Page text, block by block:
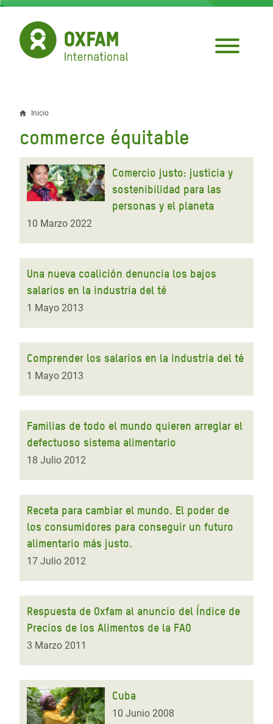
Pasar
contenido
principal
Sobrescribir
enlaces
de
ayuda
la
navegación
Inicio
commerce équitable
Comercio justo: justicia y
sostenibilidad para las
personas y el planeta
10 Marzo 2022
Una nueva coalición denuncia los bajos
salarios en la industria del té
1 Mayo 2013
Comprender los salarios en la industria del té
1 Mayo 2013
Familias de todo el mundo quieren arreglar el
defectuoso sistema alimentario
18 Julio 2012
Receta para cambiar el mundo. El poder de
los consumidores para conseguir un futuro
alimentario más justo.
17 Julio 2012
Respuesta de Oxfam al anuncio del Índice de
Precios de los Alimentos de la FAO
3 Marzo 2011
Cuba
10 Junio 2008